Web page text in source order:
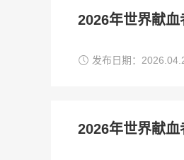
2026年世界献
 发布日期：
2026年世界献